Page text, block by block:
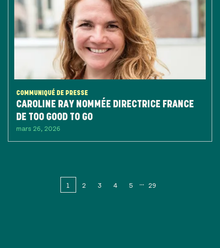
COMMUNIQUÉ DE PRESSE
CAROLINE RAY NOMMÉE DIRECTRICE FRANCE
DE TOO GOOD TO GO
mars 26, 2026
1 2 3 4 5 29